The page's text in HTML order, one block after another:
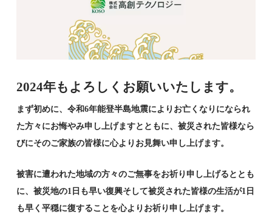
2024年もよろしくお願いいたします。
まず初めに、令和6年能登半島地震によりお亡くなりになられ
た方々にお悔やみ申し上げますとともに、被災された皆様なら
びにそのご家族の皆様に心よりお見舞い申し上げます。
被害に遭われた地域の方々のご無事をお祈り申し上げるととも
に、被災地の1日も早い復興そして被災された皆様の生活が1日
も早く平穏に復することを心よりお祈り申し上げます。